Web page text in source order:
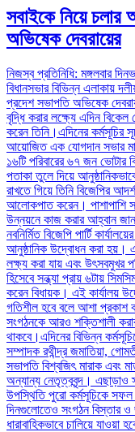
সবাইকে নিয়ে চলার
অভিষেক দেবরায়ের
নিজস্ব প্রতিনিধি: মঙ্গলবার
বিধানসভার বিভিন্ন এলাকায়
প্রদেশ সভাপতি অভিষেক
বৃদ্ধি করার লক্ষ্যে এদিন বিকেল
করেন তিনি।এদিনের কর্মসূচির
আয়োজিত এক যোগদান সভার
১৬টি পরিবারের ৬৭ জন ভোটার
পতাকা তুলে দিয়ে
রাখতে গিয়ে তিনি বিজেপির
আলোকপাত করেন। পাশাপাশি
উন্নয়নে কাজ করার আহ্বান
নবনির্মিত বিজেপি পার্টি
আনুষ্ঠানিক উদ্বোধন করা হয়।
লক্ষ্য করা যায় এবং উৎসবমুখর
হিসেবে সন্ধ্যা প্রায় ৬টায়
করেন বিধায়ক। এই কার্যালয়
গতিশীল হবে বলে আশা প্রকাশ
সংগঠনকে আরও শক্তিশালী
থাকবে।এদিনের বিভিন্ন
সম্পাদক রথীন্দ্র জমাতিয়া,
সভাপতি বিশ্বজিৎ মারাক এবং
অন্যান্য নেতৃত্ববৃন্দ। এছাড়াও
উপস্থিতি পুরো কর্মসূচিকে
দিনগুলোতেও সংগঠন বিস্তার ও
ধারাবাহিকভাবে চালিয়ে যাওয়া